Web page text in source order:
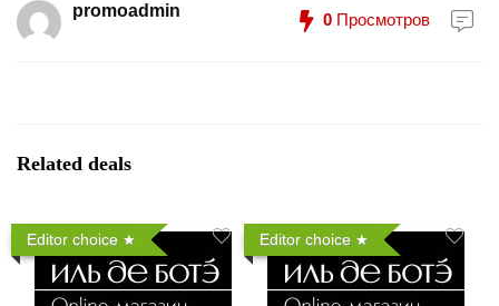
promoadmin 0 Просмотров
Related deals
Editor choice Editor choice